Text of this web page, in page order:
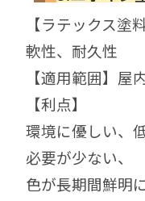
【ラテックス塗
軟性、耐久性
【適用範囲】屋
【利点】
環境に優しい、
必要が少ない、
色が長期間鮮明